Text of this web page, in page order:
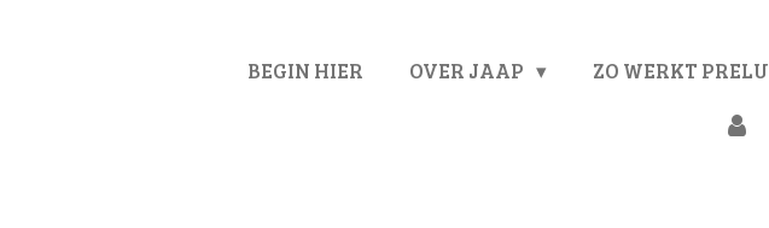
BEGIN HIER OVER JAAP ZO WERKT